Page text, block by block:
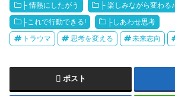
├ 情熱にしたがう ├ 楽しみながら変わる♪
├これで行動できる! ├しあわせ思考
トラウマ 思考を変える 未来志向
ポスト